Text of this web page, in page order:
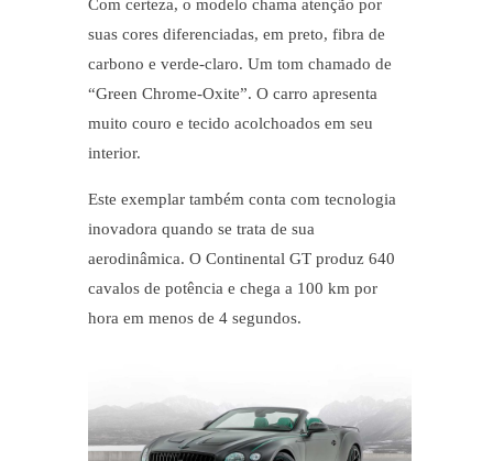
Com certeza, o modelo chama atenção por
suas cores diferenciadas, em preto, fibra de
carbono e verde-claro. Um tom chamado de
“Green Chrome-Oxite”. O carro apresenta
muito couro e tecido acolchoados em seu
interior.
Este exemplar também conta com tecnologia
inovadora quando se trata de sua
aerodinâmica. O Continental GT produz 640
cavalos de potência e chega a 100 km por
hora em menos de 4 segundos.